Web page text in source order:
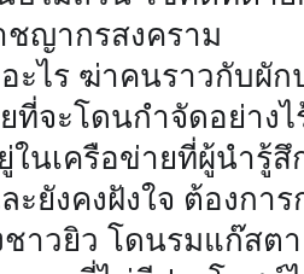
ญากรสงคราม
ะไร ฆ่าคนราวกับผั
ที่จะโดนกำจัดอย่างไ
นเครือข่ายที่ผู้นำรู้สึ
ะยังคงฝังใจ ต้องกา
าวยิว โดนรมแก๊สต